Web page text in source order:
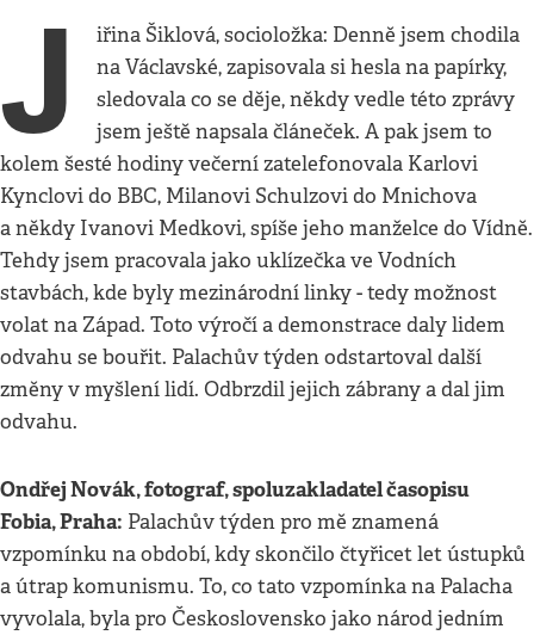
J
iřina Šiklová, socioložka: Denně jsem chodila
na Václavské, zapisovala si hesla na papírky,
sledovala co se děje, někdy vedle této zprávy
jsem ještě napsala článeček. A pak jsem to
kolem šesté hodiny večerní zatelefonovala Karlovi
Kynclovi do BBC, Milanovi Schulzovi do Mnichova
a někdy Ivanovi Medkovi, spíše jeho manželce do Vídně.
Tehdy jsem pracovala jako uklízečka ve Vodních
stavbách, kde byly mezinárodní linky - tedy možnost
volat na Západ. Toto výročí a demonstrace daly lidem
odvahu se bouřit. Palachův týden odstartoval další
změny v myšlení lidí. Odbrzdil jejich zábrany a dal jim
odvahu.
Ondřej Novák, fotograf, spoluzakladatel časopisu
Fobia, Praha: Palachův týden pro mě znamená
vzpomínku na období, kdy skončilo čtyřicet let ústupků
a útrap komunismu. To, co tato vzpomínka na Palacha
vyvolala, byla pro Československo jako národ jedním